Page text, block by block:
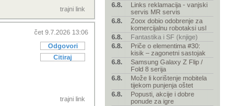
trajni link
čet 9.7.2026 13:06
Odgovori
Citiraj
trajni link
6.8.
Links reklamacija - vanjski
servis MR servis
6.8.
Zoox dobio odobrenje za
komercijalnu robotaksi usl
6.8.
Fantastika i SF (knjige)
6.8.
Priče o elementima #30:
kisik – zagonetni sastojak
6.8.
Samsung Galaxy Z Flip /
Fold 8 serija
6.8.
Može li korištenje mobitela
tijekom punjenja oštet
6.8.
Popusti, akcije i dobre
ponude za igre